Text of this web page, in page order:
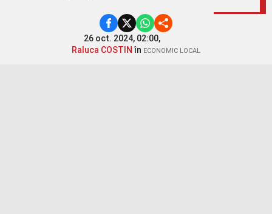
26 oct. 2024, 02:00,
Raluca COSTIN în ECONOMIC LOCAL